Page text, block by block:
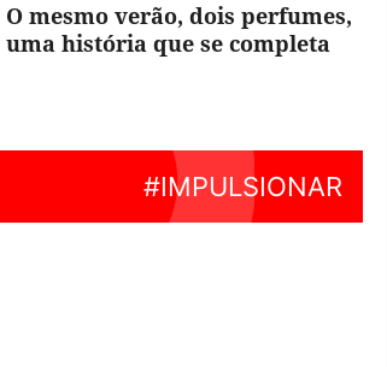
O mesmo verão, dois perfumes,
uma história que se completa